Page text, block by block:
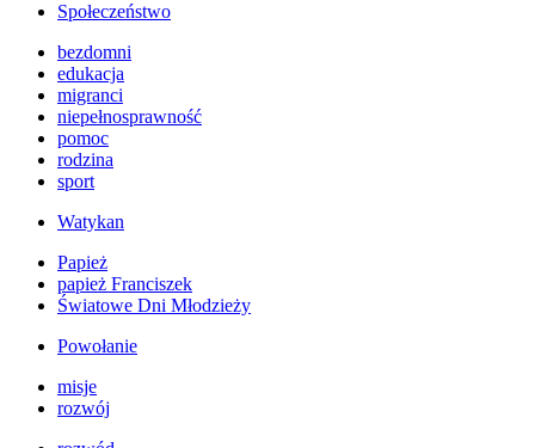
Społeczeństwo
bezdomni
edukacja
migranci
niepełnosprawność
pomoc
rodzina
sport
Watykan
Papież
papież Franciszek
Światowe Dni Młodzieży
Powołanie
misje
rozwój